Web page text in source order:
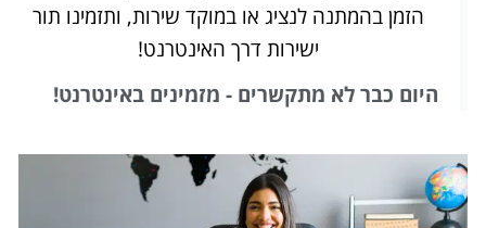
הזמן בהמתנה לנציג או במוקד שירות, ותזמינו תור
ישירות דרך האינטרנט!
היום כבר לא מתקשרים - מזמינים באינטרנט!